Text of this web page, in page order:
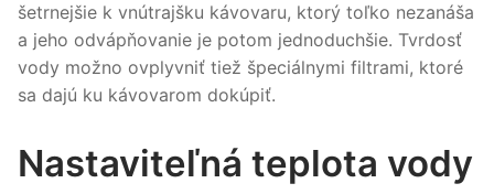
šetrnejšie k vnútrajšku kávovaru, ktorý toľko nezanáša
a jeho odvápňovanie je potom jednoduchšie. Tvrdosť
vody možno ovplyvniť tiež špeciálnymi filtrami, ktoré
sa dajú ku kávovarom dokúpiť.
Nastaviteľná teplota vody